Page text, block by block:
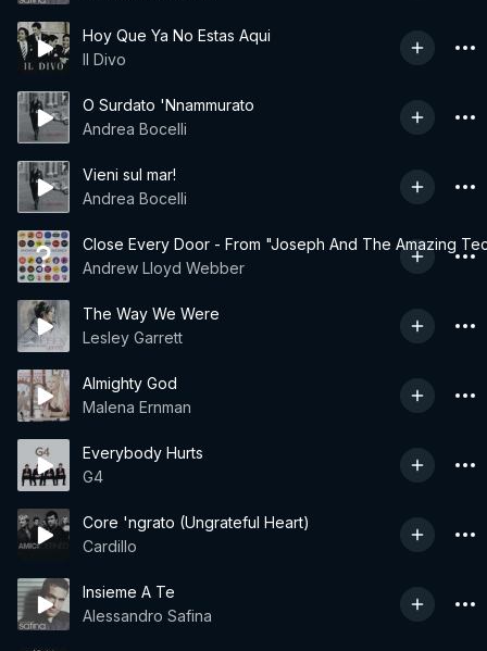
Hoy Que Ya No Estas Aqui
Il Divo
O Surdato 'Nnammurato
Andrea Bocelli
Vieni sul mar!
Andrea Bocelli
Close Every Door - From "Joseph And The Amazing
Andrew Lloyd Webber
The Way We Were
Lesley Garrett
Almighty God
Malena Ernman
Everybody Hurts
G4
Core 'ngrato (Ungrateful Heart)
Cardillo
Insieme A Te
Alessandro Safina